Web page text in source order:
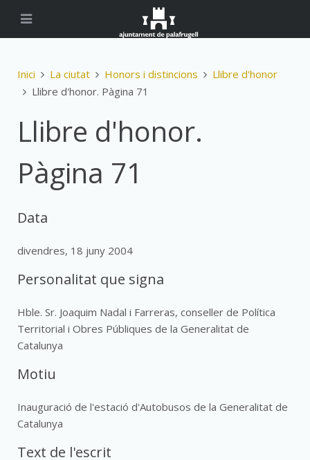
Inici La ciutat Honors i distincions
Llibre d'honor
Llibre d'honor. Pàgina 71
Llibre d'honor.
Pàgina 71
Data
divendres, 18 juny 2004
Personalitat que signa
Hble. Sr. Joaquim Nadal i Farreras, conseller de Política
Territorial i Obres Públiques de la Generalitat de
Catalunya
Motiu
Inauguració de l'estació d'Autobusos de la Generalitat de
Catalunya
Text de l'escrit